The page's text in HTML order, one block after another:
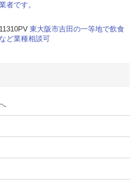
者です。
11310PV東大阪市吉田の一等地で飲食
など業種相談可